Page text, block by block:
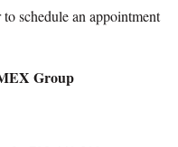
schedule an appointment
Group